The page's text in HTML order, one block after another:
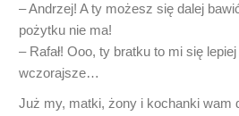
– Andrzej! A ty możesz się dalej
pożytku nie ma!
– Rafał! Ooo, ty bratku to mi się
wczorajsze…
Już my, matki, żony i kochanki wam